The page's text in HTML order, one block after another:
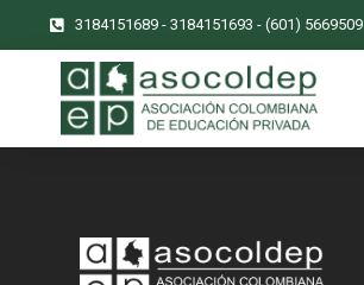
3184151689 - 3184151693 - (601) 5669509